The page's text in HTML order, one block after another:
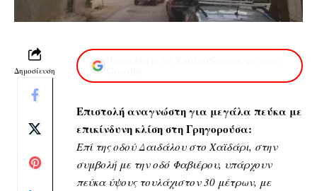
Δημοσίευση
Επιστολή αναγνώστη για μεγάλα πεύκα με
επικίνδυνη κλίση στη Γρηγορούσα:
Επί της οδού Δαιδάλου στο Χαϊδάρι, στην
συμβολή με την οδό Φαβιέρου, υπάρχουν
πεύκα ύψους τουλάχιστον 30 μέτρων, με